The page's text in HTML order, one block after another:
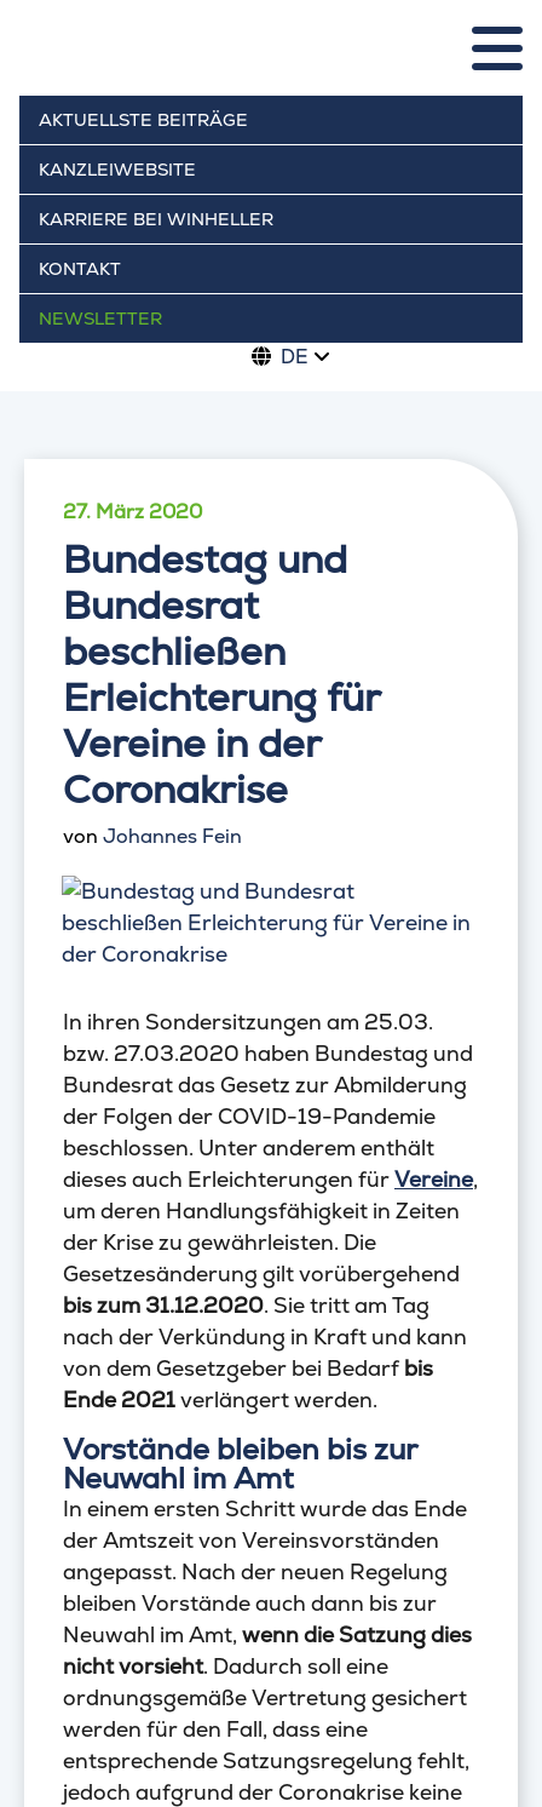
AKTUELLSTE BEITRÄGE
KANZLEIWEBSITE
KARRIERE BEI WINHELLER
KONTAKT
NEWSLETTER
DE
27. März 2020
Bundestag und
Bundesrat
beschließen
Erleichterung für
Vereine in der
Coronakrise
von Johannes Fein
In ihren Sondersitzungen am 25.03.
bzw. 27.03.2020 haben Bundestag und
Bundesrat das Gesetz zur Abmilderung
der Folgen der COVID-19-Pandemie
beschlossen. Unter anderem enthält
dieses auch Erleichterungen fürVereine,
um deren Handlungsfähigkeit in Zeiten
der Krise zu gewährleisten. Die
Gesetzesänderung gilt vorübergehend
bis zum 31.12.2020. Sie tritt am Tag
nach der Verkündung in Kraft und kann
von dem Gesetzgeber bei Bedarf bis
Ende 2021verlängert werden.
Vorstände bleiben bis zur
Neuwahl im Amt
In einem ersten Schritt wurde das Ende
der Amtszeit von Vereinsvorständen
angepasst. Nach der neuen Regelung
bleiben Vorstände auch dann bis zur
Neuwahl im Amt, wenn die Satzung dies
nicht vorsieht. Dadurch soll eine
ordnungsgemäße Vertretung gesichert
werden für den Fall, dass eine
entsprechende Satzungsregelung fehlt,
jedoch aufgrund der Coronakrise keine